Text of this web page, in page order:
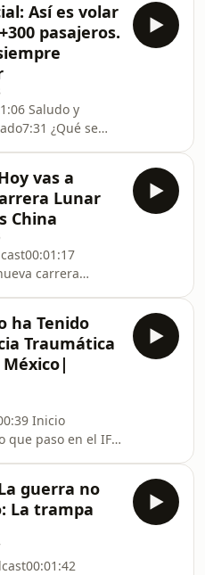
las misiones
humano a la Luna.
técnicos
de cómo
de
riesgos que
y de las
del prog
Así es volar
pasajeros.
Saludo y
¿Qué se
¿Qué
de aviones?48:51
normal aterrizar
los pilotos
¿Cómo se
doblar la alas de
vas a
Lunar
China
carrera
china00:40:02
Aterrizador
de las
lleva la
ha Tenido
Traumática
Inicio
que paso en el IFT-
guerra no
La trampa